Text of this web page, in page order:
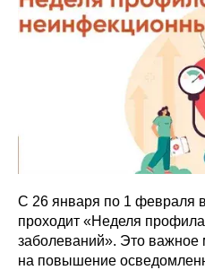
С 26 января по 1 февраля
проходит «Неделя
заболеваний». Это
на повышение